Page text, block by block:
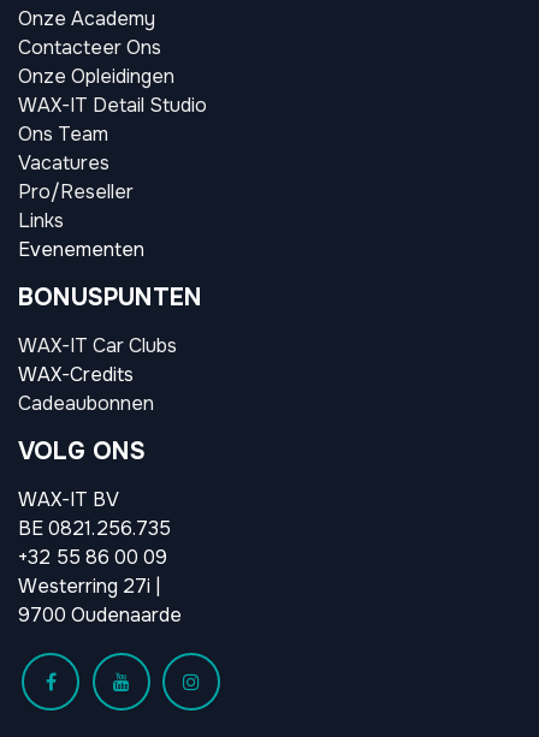
Onze Academy
Contacteer Ons
Onze Opleidingen
WAX-IT Detail Studio
Ons Team
Vacatures
Pro/Reseller
Links
Evenementen
BONUSPUNTEN
WAX-IT Car Clubs
WAX-Credits
Cadeaubonnen
VOLG ONS
WAX-IT BV
BE 0821.256.735
+32 55 86 00 09
Westerring 27i |
9700 Oudenaarde